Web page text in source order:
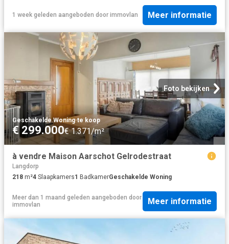
1 week geleden aangeboden door immovlan Meer informatie
Foto bekijken
Geschakelde Woning·te koop
€ 299.000€ 1.371/m²
à vendre Maison Aarschot Gelrodestraat
Langdorp
218 m²4 Slaapkamers1 BadkamerGeschakelde Woning
Meer dan 1 maand geleden aangeboden door
immovlan
Meer informatie